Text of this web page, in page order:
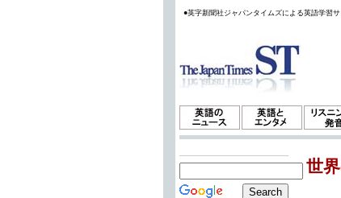
●英字新聞社ジャパンタイムズによる英語学習
世